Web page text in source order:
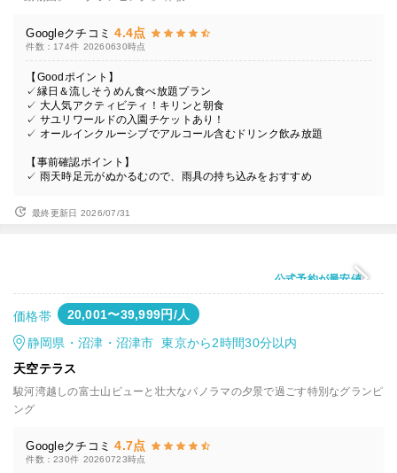
Googleクチコミ 4.4点
件数：174件 20260630時点
【Goodポイント】
✓縁日＆流しそうめん食べ放題プラン
✓ 大人気アクティビティ！キリンと朝食
✓ サユリワールドの入園チケットあり！
✓ オールインクルーシブでアルコール含むドリンク飲み放題
【事前確認ポイント】
✓ 雨天時足元がぬかるむので、雨具の持ち込みをおすすめ
最終更新日 2026/07/31
公式予約が最安値
価格帯 20,001〜39,999円/人
静岡県・沼津・沼津市 東京から2時間30分以内
天空テラス
駿河湾越しの富士山ビューと壮大なパノラマの夕景で過ごす特別なグランピ
ング
Googleクチコミ 4.7点
件数：230件 20260723時点